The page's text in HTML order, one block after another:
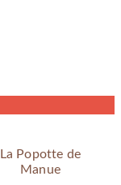
La Popotte de
Manue